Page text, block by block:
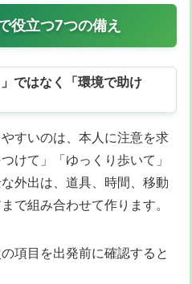
役立つ7つの備え
ではなく「環境で助け
すいのは、本人に注意を求
けて」「ゆっくり歩いて」
外出は、道具、時間、移動
で組み合わせて作ります。
項目を出発前に確認すると